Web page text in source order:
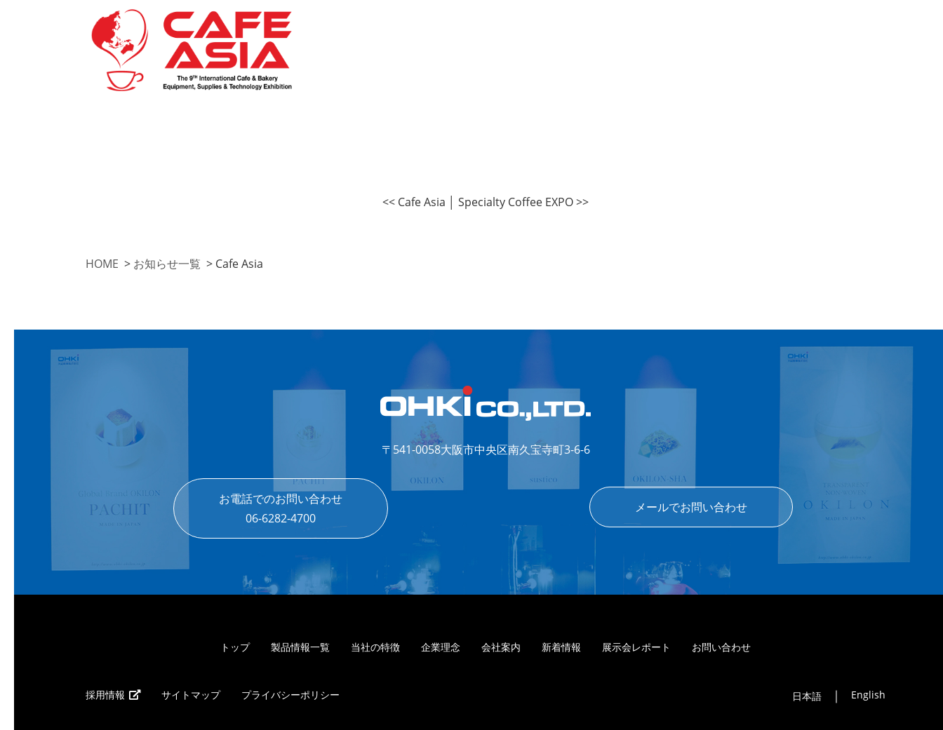
<< Cafe Asia Specialty Coffee EXPO >>
HOME > お知らせ一覧 > Cafe Asia
〒541-0058大阪市中央区南久宝寺町3-6-6
お電話でのお問い合わせ
06-6282-4700
メールでお問い合わせ
トップ 製品情報一覧 当社の特徴 企業理念 会社案内 新着情報 展示会レポート お問い合わせ
採用情報 サイトマップ プライバシーポリシー 日本語 ｜ English